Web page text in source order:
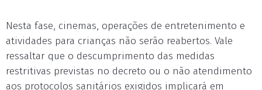
Nesta fase, cinemas, operações de entretenimento e
atividades para crianças não serão reabertos. Vale
ressaltar que o descumprimento das medidas
restritivas previstas no decreto ou o não atendimento
aos protocolos sanitários exigidos implicará em